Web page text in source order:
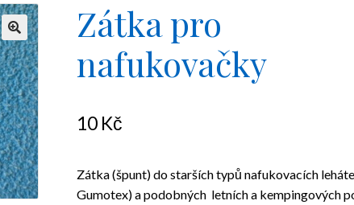
Zátka pro
nafukovačky
10 Kč
Zátka (špunt) do starších typů nafukovacích
Gumotex) a podobných letních a kempingových